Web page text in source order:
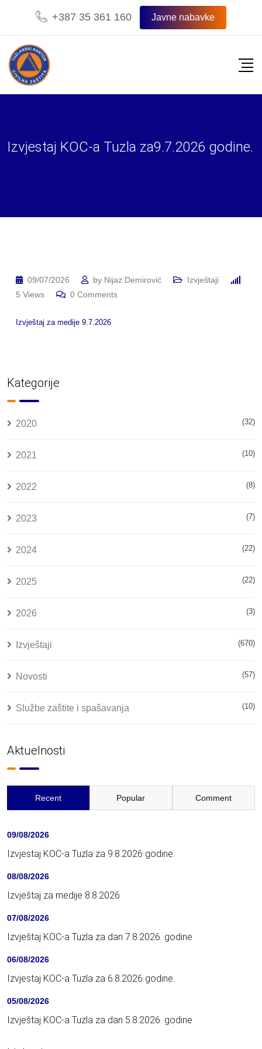
content
+387 35 361 160 Javne nabavke
Izvjestaj KOC-a Tuzla za9.7.2026 godine.
09/07/2026 by Nijaz Demirović
Izvještaji
5 Views 0 Comments
Izvještaj za medije 9.7.2026
Kategorije
2020 (32)
2021 (10)
2022 (8)
2023 (7)
2024 (22)
2025 (22)
2026 (3)
Izvještaji (670)
Novosti (57)
Službe zaštite i spašavanja (10)
Aktuelnosti
Recent Popular Comment
09/08/2026
Izvjestaj KOC-a Tuzla za 9.8.2026 godine.
08/08/2026
Izvještaj za medije 8.8.2026
07/08/2026
Izvještaj KOC-a Tuzla za dan 7.8.2026. godine
06/08/2026
Izvjestaj KOC-a Tuzla za 6.8.2026 godine.
05/08/2026
Izvještaj KOC-a Tuzla za dan 5.8.2026. godine